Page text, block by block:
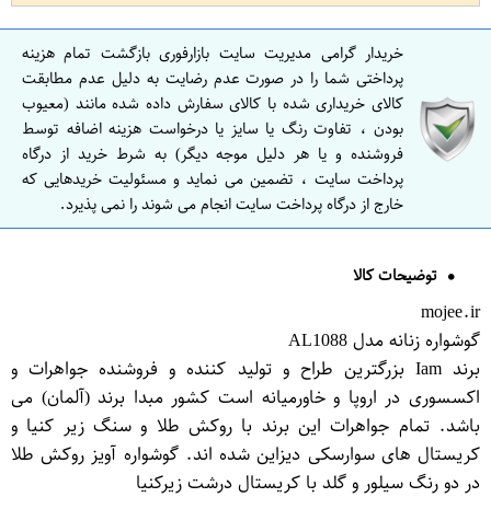
خریدار گرامی مدیریت سایت بازارفوری بازگشت تمام هزینه
پرداختی شما را در صورت عدم رضایت به دلیل عدم مطابقت
کالای خریداری شده با کالای سفارش داده شده مانند (معیوب
بودن ، تفاوت رنگ یا سایز یا درخواست هزینه اضافه توسط
فروشنده و یا هر دلیل موجه دیگر) به شرط خرید از درگاه
پرداخت سایت ، تضمین می نماید و مسئولیت خریدهایی که
خارج از درگاه پرداخت سایت انجام می شوند را نمی پذیرد.
توضیحات کالا
mojee.ir
گوشواره زنانه مدل AL1088
برند Iam بزرگترین طراح و تولید کننده و فروشنده جواهرات و
اکسسوری در اروپا و خاورمیانه است کشور مبدا برند (آلمان) می
باشد. تمام جواهرات این برند با روکش طلا و سنگ زیر کنیا و
کریستال های سوارسکی دیزاین شده اند. گوشواره آویز روکش طلا
در دو رنگ سیلور و گلد با کریستال درشت زیرکنیا